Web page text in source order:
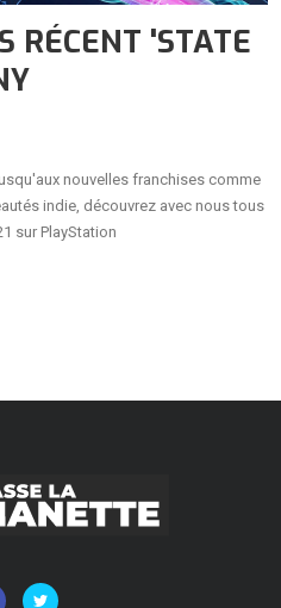
RÉCENT 'STATE
nouvelles franchises comme
indie, découvrez avec nous tous
sur PlayStation